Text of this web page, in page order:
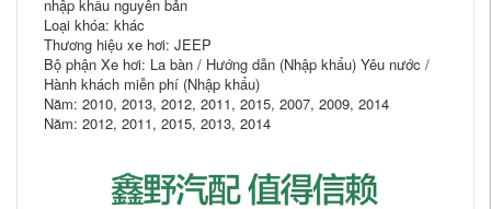
nhập khẩu nguyên bản
Loại khóa: khác
Thương hiệu xe hơi: JEEP
Bộ phận Xe hơi: La bàn / Hướng dẫn (Nhập khẩu) Yêu nước /
Hành khách miễn phí (Nhập khẩu)
Năm: 2010, 2013, 2012, 2011, 2015, 2007, 2009, 2014
Năm: 2012, 2011, 2015, 2013, 2014